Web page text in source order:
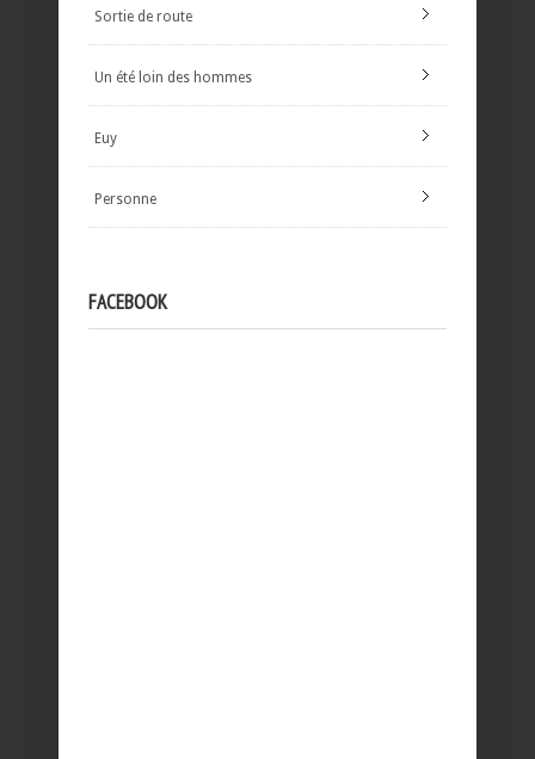
Sortie de route
Un été loin des hommes
Euy
Personne
FACEBOOK